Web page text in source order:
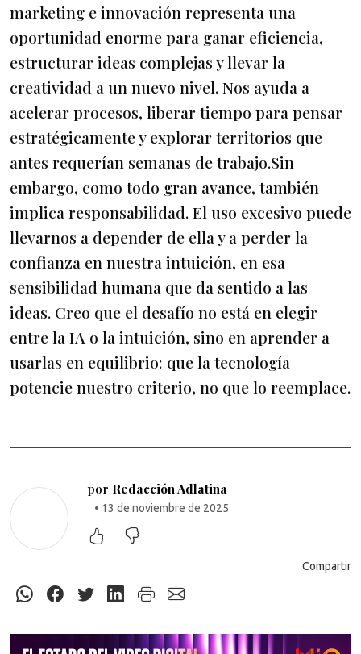
marketing e innovación representa una
oportunidad enorme para ganar eficiencia,
estructurar ideas complejas y llevar la
creatividad a un nuevo nivel. Nos ayuda a
acelerar procesos, liberar tiempo para pensar
estratégicamente y explorar territorios que
antes requerían semanas de trabajo.Sin
embargo, como todo gran avance, también
implica responsabilidad. El uso excesivo puede
llevarnos a depender de ella y a perder la
confianza en nuestra intuición, en esa
sensibilidad humana que da sentido a las
ideas. Creo que el desafío no está en elegir
entre la IA o la intuición, sino en aprender a
usarlas en equilibrio: que la tecnología
potencie nuestro criterio, no que lo reemplace.
por Redacción Adlatina
• 13 de noviembre de 2025
Compartir